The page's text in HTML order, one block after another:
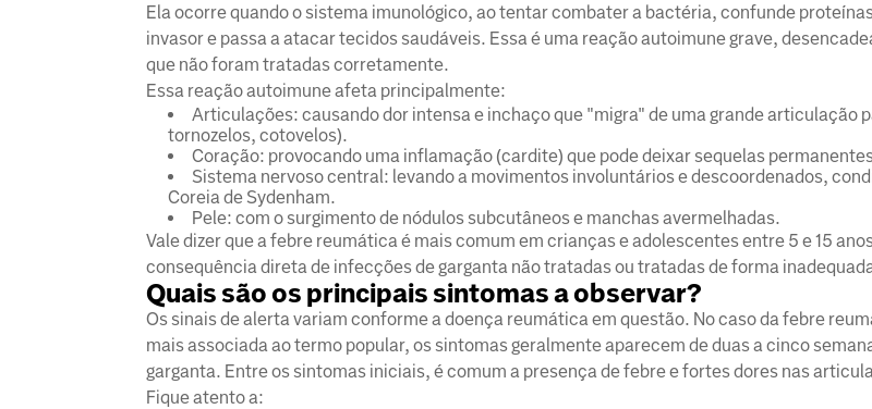
Ela ocorre quando o sistema imunológico, ao tentar combater a bactéria, confunde
invasor e passa a atacar tecidos saudáveis. Essa é uma reação autoimune grave,
que não foram tratadas corretamente.
Essa reação autoimune afeta principalmente:
Articulações: causando dor intensa e inchaço que "migra" de uma grande articulação
tornozelos, cotovelos).
Coração: provocando uma inflamação (cardite) que pode deixar sequelas
Sistema nervoso central: levando a movimentos involuntários e descoordenados,
Coreia de Sydenham.
Pele: com o surgimento de nódulos subcutâneos e manchas avermelhadas.
Vale dizer que a febre reumática é mais comum em crianças e adolescentes entre 5 e 15
consequência direta de infecções de garganta não tratadas ou tratadas de forma
Quais são os principais sintomas a observar?
Os sinais de alerta variam conforme a doença reumática em questão. No caso da febre
mais associada ao termo popular, os sintomas geralmente aparecem de duas a cinco
garganta. Entre os sintomas iniciais, é comum a presença de febre e fortes dores nas
Fique atento a: